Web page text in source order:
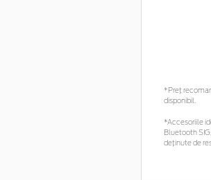
*Preţ
disponibil.
*Accesoriile
Bluetooth
deținute de